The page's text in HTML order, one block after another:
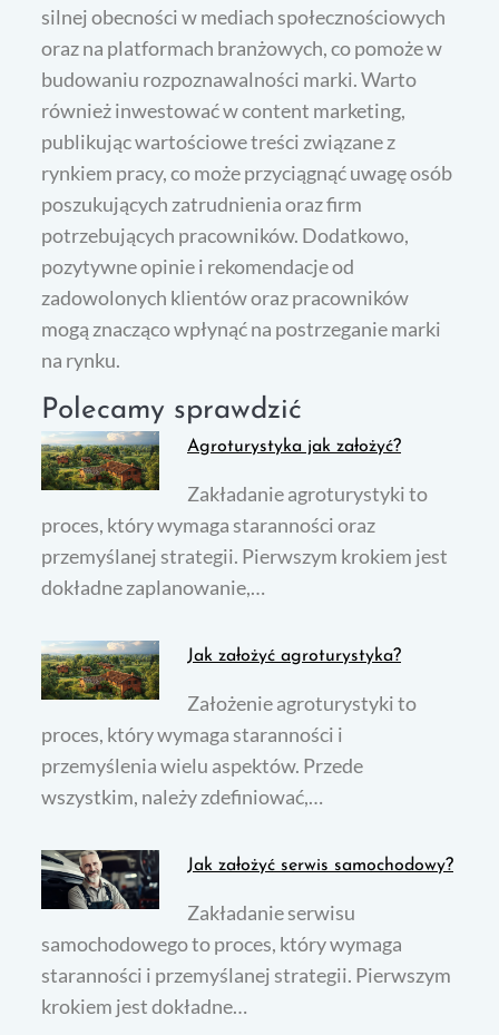
silnej obecności w mediach społecznościowych
oraz na platformach branżowych, co pomoże w
budowaniu rozpoznawalności marki. Warto
również inwestować w content marketing,
publikując wartościowe treści związane z
rynkiem pracy, co może przyciągnąć uwagę osób
poszukujących zatrudnienia oraz firm
potrzebujących pracowników. Dodatkowo,
pozytywne opinie i rekomendacje od
zadowolonych klientów oraz pracowników
mogą znacząco wpłynąć na postrzeganie marki
na rynku.
Polecamy sprawdzić
Agroturystyka jak założyć?
Zakładanie agroturystyki to
proces, który wymaga staranności oraz
przemyślanej strategii. Pierwszym krokiem jest
dokładne zaplanowanie,…
Jak założyć agroturystyka?
Założenie agroturystyki to
proces, który wymaga staranności i
przemyślenia wielu aspektów. Przede
wszystkim, należy zdefiniować,…
Jak założyć serwis samochodowy?
Zakładanie serwisu
samochodowego to proces, który wymaga
staranności i przemyślanej strategii. Pierwszym
krokiem jest dokładne…